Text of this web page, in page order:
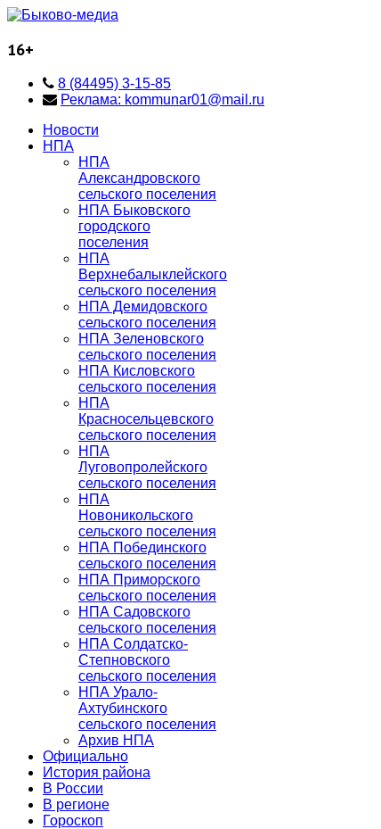
16+
8 (84495) 3-15-85
Реклама: kommunar01@mail.ru
Новости
НПА
НПА
Александровского
сельского поселения
НПА Быковского
городского
поселения
НПА
Верхнебалыклейского
сельского поселения
НПА Демидовского
сельского поселения
НПА Зеленовского
сельского поселения
НПА Кисловского
сельского поселения
НПА
Красносельцевского
сельского поселения
НПА
Луговопролейского
сельского поселения
НПА
Новоникольского
сельского поселения
НПА Побединского
сельского поселения
НПА Приморского
сельского поселения
НПА Садовского
сельского поселения
НПА Солдатско-
Степновского
сельского поселения
НПА Урало-
Ахтубинского
сельского поселения
Архив НПА
Официально
История района
В России
В регионе
Гороскоп